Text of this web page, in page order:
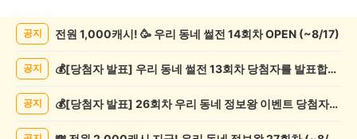
공지 전원 1,000캐시! 🥳 우리 동네 썰전 14회차 OPEN (~8/17)
공지 💰[당첨자 발표] 우리 동네 썰전 13회차 당첨자를 발표합니다!
공지 💰[당첨자 발표] 26회차 우리 동네 정보왕 이벤트 당첨자를 발표합니다!